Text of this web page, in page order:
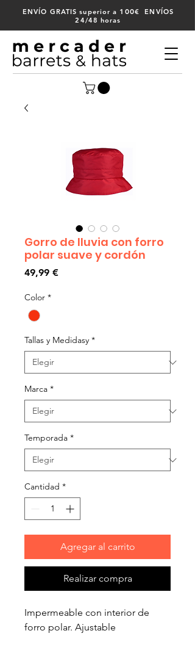
ENVÍO GRATIS superior a 100€ ENVÍOS
24/48 horas
Gorro de lluvia con forro
polar suave y cordón
49,99 €Precio
Color *
Tallas y Medidasy *
Marca *
Temporada *
Cantidad *
Agregar al carrito
Realizar compra
Impermeable con interior de
forro polar. Ajustable